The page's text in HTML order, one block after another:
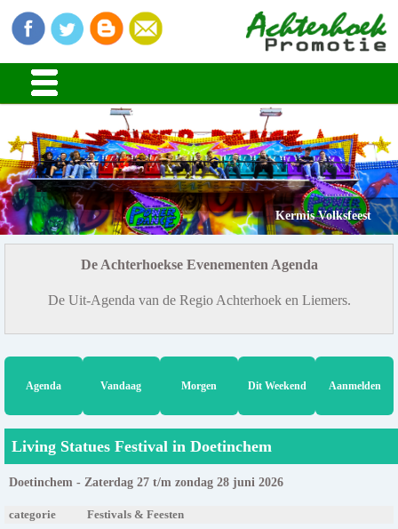
Kermis Volksfeest
De Achterhoekse Evenementen Agenda
De Uit-Agenda van de Regio Achterhoek en Liemers.
Agenda Vandaag Morgen Dit Weekend Aanmelden
Living Statues Festival in Doetinchem
Doetinchem - Zaterdag 27 t/m zondag 28 juni 2026
categorie Festivals & Feesten